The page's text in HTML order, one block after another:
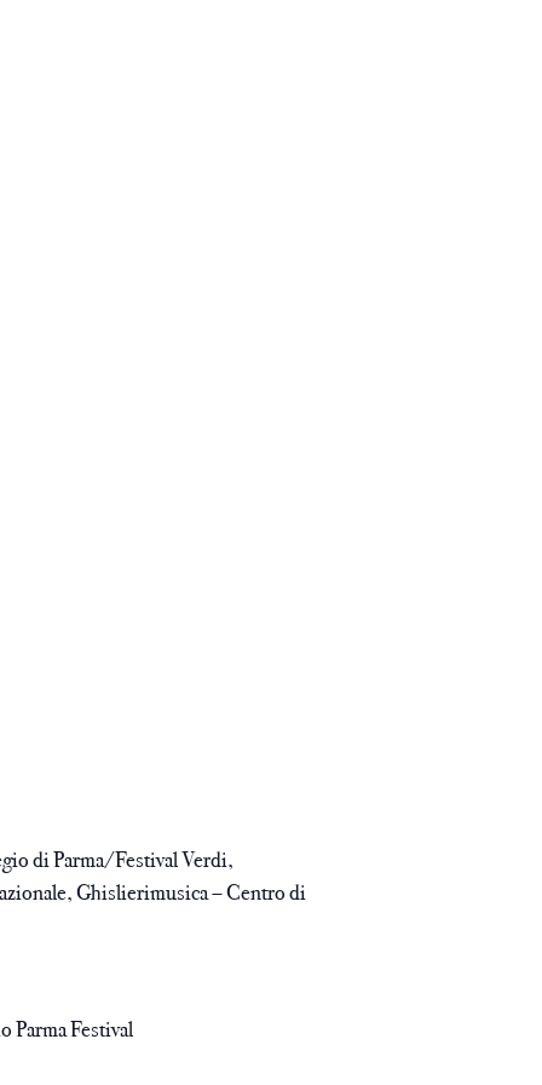
di Parma/Festival Verdi,
Ghislierimusica – Centro di
Parma Festival